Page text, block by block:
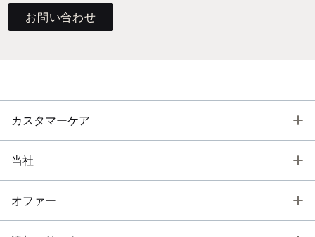
お問い合わせ
カスタマーケア
当社
オファー